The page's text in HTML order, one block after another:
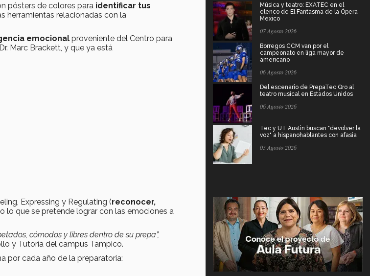
pósters de colores para identificar tus
herramientas relacionadas con la
emocional proveniente del Centro para
Marc Brackett, y que ya está
Expressing y Regulating (reconocer,
lo que se pretende lograr con las emociones a
cómodos y libres dentro de su prepa”,
y Tutoría del campus Tampico.
por cada año de la preparatoria:
Música y teatro: EXATEC en el
elenco de El Fantasma de la Ópera
Mexico
07 Agosto 2026
Borregos CCM van por el
campeonato en liga mayor de
americano
06 Agosto 2026
Del escenario de PrepaTec Qro al
teatro musical en Estados Unidos
06 Agosto 2026
Tec y UT Austin buscan "devolver la
voz" a hispanohablantes con afasia
05 Agosto 2026